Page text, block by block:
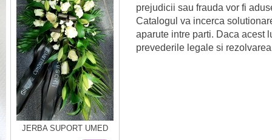
JERBA SUPORT UMED
prejudicii sau frauda vor fi
Catalogul va incerca
aparute intre parti. Daca acest
prevederile legale si